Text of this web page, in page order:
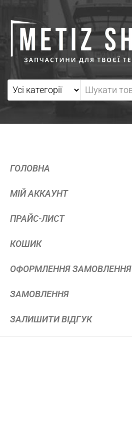
ГОЛОВНА
МІЙ АККАУНТ
ПРАЙС-ЛИСТ
КОШИК
ОФОРМЛЕННЯ ЗАМОВЛЕННЯ
ЗАМОВЛЕННЯ
ЗАЛИШИТИ ВІДГУК